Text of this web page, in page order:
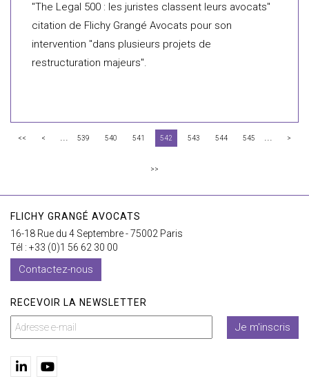
"The Legal 500 : les juristes classent leurs avocats"
citation de Flichy Grangé Avocats pour son
intervention "dans plusieurs projets de
restructuration majeurs".
<< < ... 539 540 541 542 543 544 545 ... >
>>
FLICHY GRANGÉ AVOCATS
16-18 Rue du 4 Septembre - 75002 Paris
Tél : +33 (0)1 56 62 30 00
Contactez-nous
RECEVOIR LA NEWSLETTER
Je m'inscris